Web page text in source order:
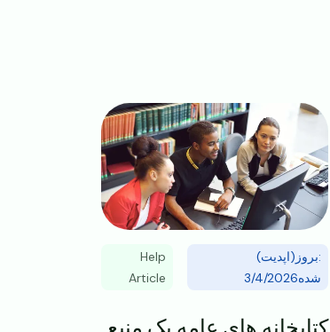
Image
:بروز(اپدیت)
شده3/4/2026
Help
Article
کتابخانه های عامه یک منبع